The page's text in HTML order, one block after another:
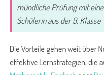
mündliche Prüfung mit
Schülerin aus der 9. Klasse
Die Vorteile gehen weit über
effektive Lernstrategien, die